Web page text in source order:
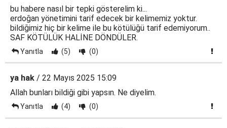
bu habere nasıl bir tepki gösterelim ki...
erdoğan yönetimini tarif edecek bir kelimemiz yoktur.
bildiğimiz hiç bir kelime ile bu kötülüğü tarif edemiyorum..
SAF KÖTÜLÜK HALİNE DÖNDÜLER.
Yanıtla (5) (0)
ya hak / 22 Mayıs 2025 15:09
Allah bunları bildiği gibi yapsın. Ne diyelim.
Yanıtla (4) (0)